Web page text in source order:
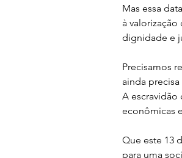
Mas essa
à
dignidade e
Precisamos
ainda
A escravidão
econômicas
Que este 13
para uma